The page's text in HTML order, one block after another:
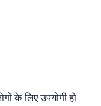
के लिए उपयोगी हो